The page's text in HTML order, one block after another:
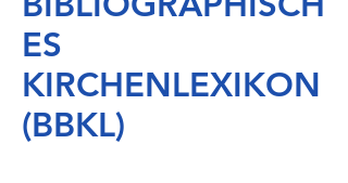
ES
KIRCHENLEXIKON
(BBKL)